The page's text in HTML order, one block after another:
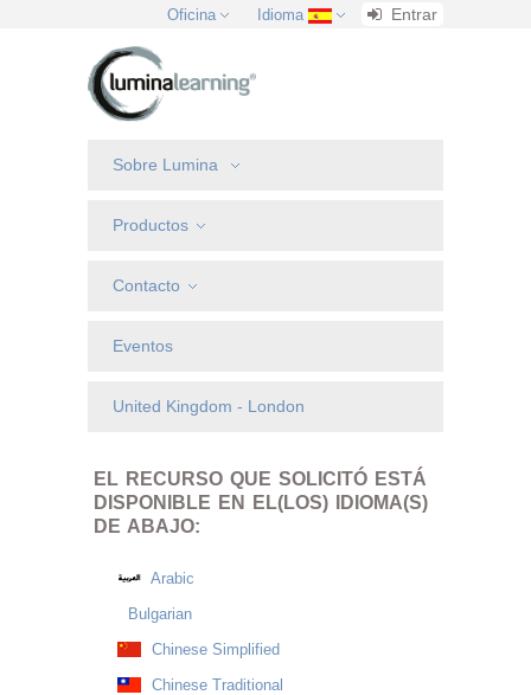
Oficina Idioma Entrar
Sobre Lumina
Productos
Contacto
Eventos
United Kingdom - London
EL RECURSO QUE SOLICITÓ ESTÁ
DISPONIBLE EN EL(LOS) IDIOMA(S)
DE ABAJO:
Arabic
Bulgarian
Chinese Simplified
Chinese Traditional